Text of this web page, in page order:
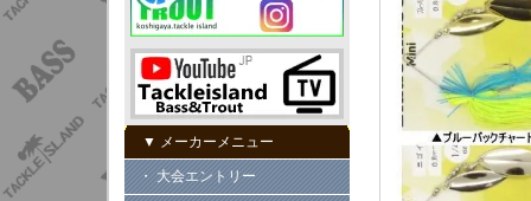
▼ メーカーメニュー
・ 大会エントリー